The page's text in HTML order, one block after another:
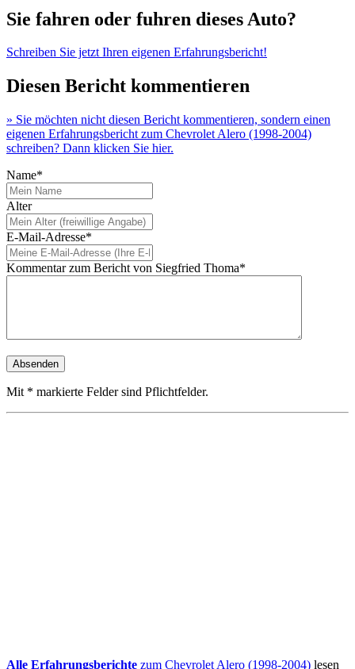
Sie fahren oder fuhren dieses Auto?
Schreiben Sie jetzt Ihren eigenen Erfahrungsbericht!
Diesen Bericht kommentieren
» Sie möchten nicht diesen Bericht kommentieren, sondern einen
eigenen Erfahrungsbericht zum Chevrolet Alero (1998-2004)
schreiben? Dann klicken Sie hier.
Name*
Alter
E-Mail-Adresse*
Kommentar zum Bericht von Siegfried Thoma*
Mit * markierte Felder sind Pflichtfelder.
Alle Erfahrungsberichte zum Chevrolet Alero (1998-2004) lesen